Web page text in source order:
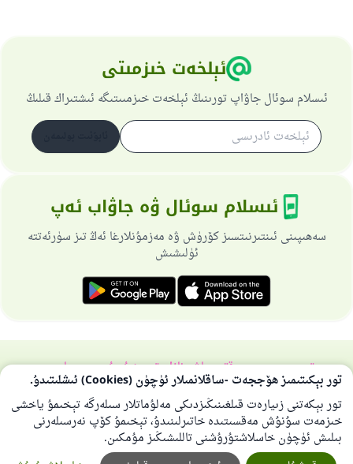
ئېلخەت خىزمىتى
ئىسلام سوئال جاۋاپ تورىنىڭ ئېلخەت خىزمىىتىگە ئىشتىراك قىلىڭ
ئىسلام سوئال ۋە جاۋاب ئەپ
سەھىپىنى ئىنتىرنىتسىز كۆرۈش ۋە مەزمۇنلارغا ئەڭ تىز سۈرئەتتە
ئۈلىشىش
تورسەھىپىسى ھەققىدەباش نازارەتچىخۇسۇسىي سىياسەت
بارلىق ھوقۇق ئىسلام سوئال-جاۋاپ تورىغا مەنسۇپتۇر 1997-2025 ©
تور بېكىتىمىز ھۆججەت -ساقلانمىلار ئۈچۈن (Cookies) ئىشلىتىدۇ.
تور بېكەتنى زىيارەت قىلغىنىڭىزدىكى مەلۇماتلار سىلەرگە تېخىمۇ ياخشى
خىزمەت سۇنۇش مەقسىتىدە خاتىرلىنىدۇ، تېخىمۇ كۆپ نەرسىلەرنى
بىلىش ئۈچۈن خاسلاشتۇرۇشنى تاللىشىڭىز مۇمكىن.